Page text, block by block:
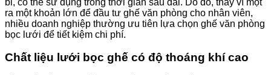
ra một khoản lớn để đầu tư ghế văn phòng cho nhân viên,
nhiều doanh nghiệp thường ưu tiên lựa chọn ghế văn phòng
bọc lưới để tiết kiệm chi phí.
Chất liệu lưới bọc ghế có độ thoáng khí cao